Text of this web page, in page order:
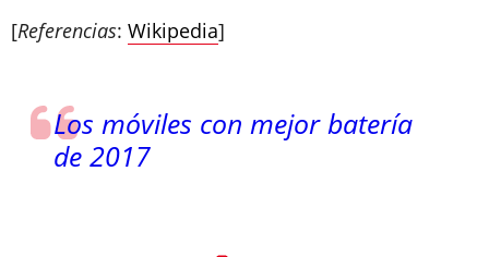
[Referencias: Wikipedia]
Los móviles con mejor batería
de 2017